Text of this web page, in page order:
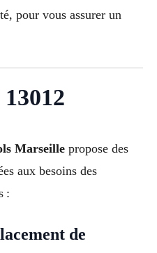
pour vous assurer un
Marseille propose des
aux besoins des
:
de